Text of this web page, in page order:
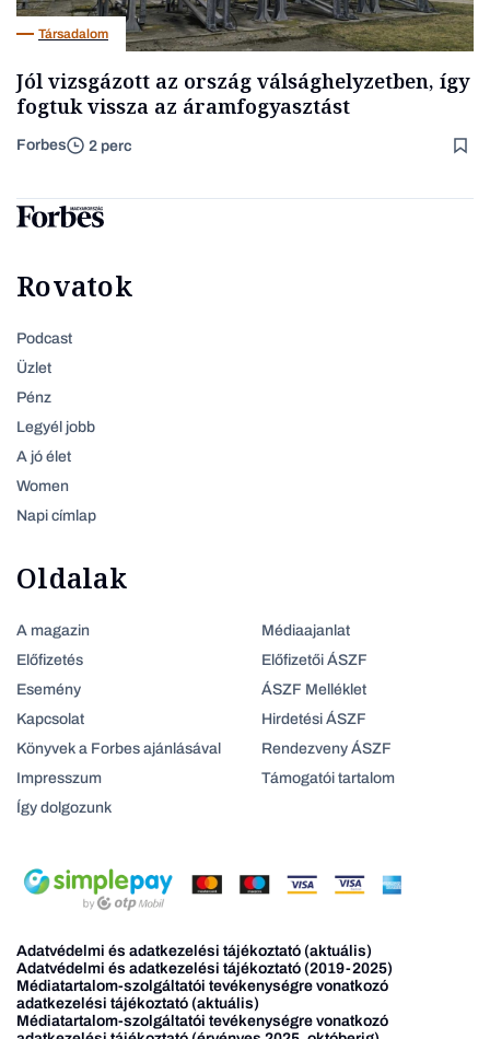
Társadalom
Jól vizsgázott az ország válsághelyzetben, így
fogtuk vissza az áramfogyasztást
Forbes 2 perc
Rovatok
Podcast
Üzlet
Pénz
Legyél jobb
A jó élet
Women
Napi címlap
Oldalak
A magazin
Előfizetés
Esemény
Kapcsolat
Könyvek a Forbes ajánlásával
Impresszum
Így dolgozunk
Médiaajanlat
Előfizetői ÁSZF
ÁSZF Melléklet
Hirdetési ÁSZF
Rendezveny ÁSZF
Támogatói tartalom
Adatvédelmi és adatkezelési tájékoztató (aktuális)
Adatvédelmi és adatkezelési tájékoztató (2019-2025)
Médiatartalom-szolgáltatói tevékenységre vonatkozó
adatkezelési tájékoztató (aktuális)
Médiatartalom-szolgáltatói tevékenységre vonatkozó